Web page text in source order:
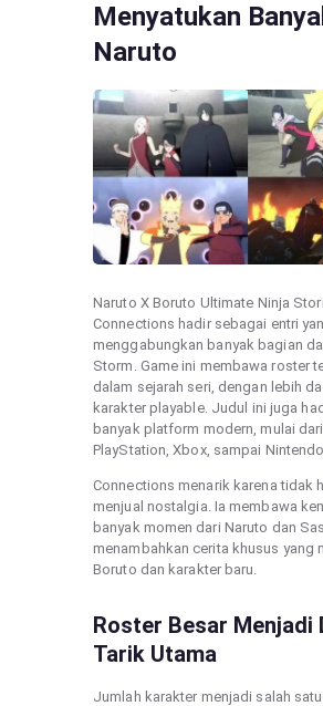
Menyatukan
Naruto
Naruto X Boruto Ultimate Ninja
Connections hadir sebagai entri
menggabungkan banyak bagian
Storm. Game ini membawa roster
dalam sejarah seri, dengan lebih
karakter playable. Judul ini juga
banyak platform modern, mulai dari
PlayStation, Xbox, sampai
Connections menarik karena tidak
menjual nostalgia. Ia membawa
banyak momen dari Naruto dan
menambahkan cerita khusus yang
Boruto dan karakter baru.
Roster Besar Menjadi
Tarik Utama
Jumlah karakter menjadi salah